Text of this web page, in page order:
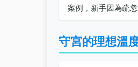
案例，新手因為疏
守宮的理想溫